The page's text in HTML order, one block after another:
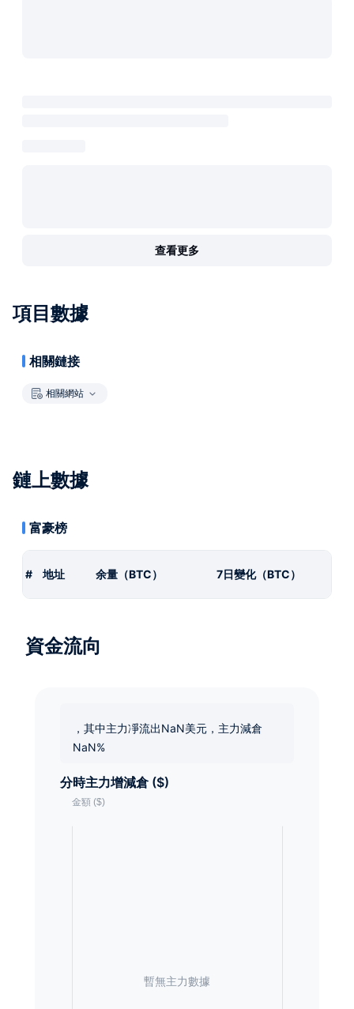
查看更多
項目數據
相關鏈接
相關網站
鏈上數據
富豪榜
# 地址 余量（BTC） 7日變化（BTC）
資金流向
，其中主力凈流出NaN美元，主力減倉
NaN%
分時主力增減倉 ($)
暫無主力數據